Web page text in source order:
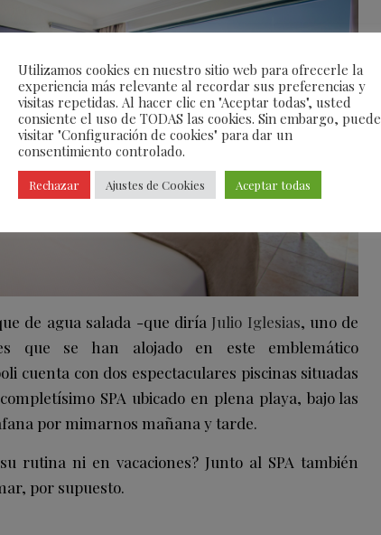
de agua salada -que diría Julio Iglesias, uno de
que se han alojado en este emblemático
cuenta con dos espectaculares piscinas situadas
SPA ubicado en plena playa, bajo las
por mimarnos mañana y tarde.
rutina ni en vacaciones? Junto al SPA también
por supuesto.
Utilizamos cookies en nuestro sitio web para ofrecerle la
experiencia más relevante al recordar sus preferencias y
visitas repetidas. Al hacer clic en "Aceptar todas", usted
consiente el uso de TODAS las cookies. Sin embargo, puede
visitar "Configuración de cookies" para dar un
consentimiento controlado.
Rechazar Ajustes de Cookies Aceptar todas